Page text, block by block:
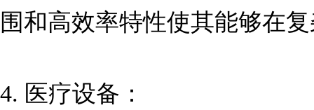
围和高效率特性使其能够在
4. 医疗设备：